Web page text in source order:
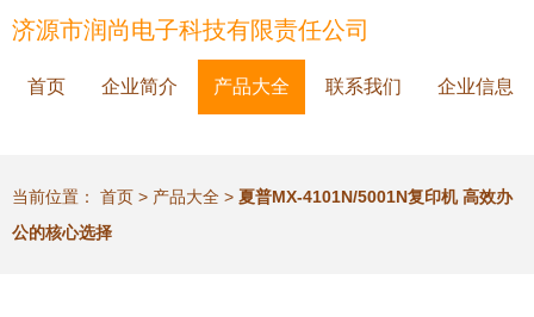
济源市润尚电子科技有限责任公司
首页 企业简介 产品大全 联系我们 企业信息
当前位置： 首页 > 产品大全 > 夏普MX-4101N/5001N复印机 高效办
公的核心选择